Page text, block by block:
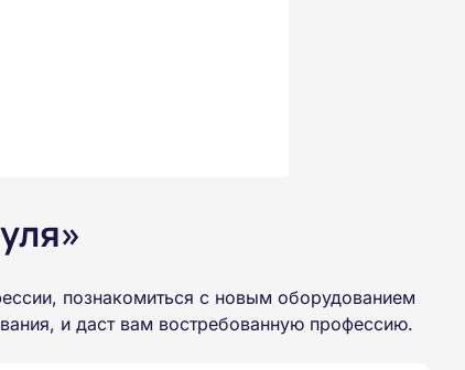
познакомиться с новым оборудованием
и даст вам востребованную профессию.